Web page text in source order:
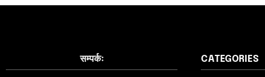
सम्पर्कः CATEGORIES